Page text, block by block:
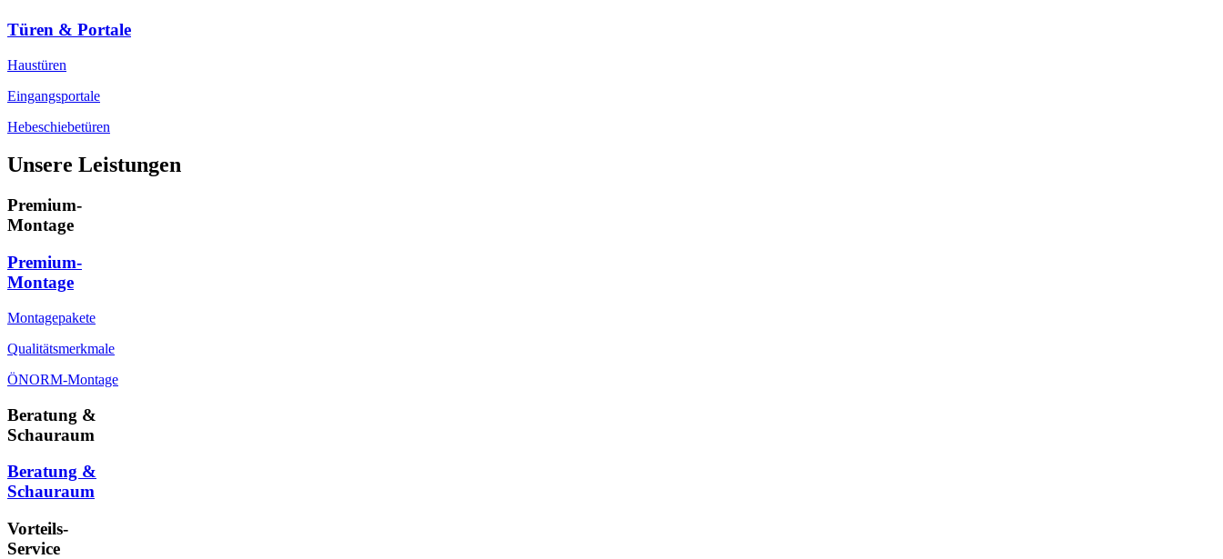
Türen & Portale
Haustüren
Eingangsportale
Hebeschiebetüren
Unsere Leistungen
Premium-
Montage
Premium-
Montage
Montagepakete
Qualitätsmerkmale
ÖNORM-Montage
Beratung &
Schauraum
Beratung &
Schauraum
Vorteils-
Service